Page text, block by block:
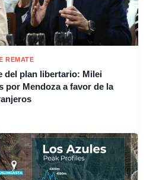
REMATE
del plan libertario: Milei
por Mendoza a favor de la